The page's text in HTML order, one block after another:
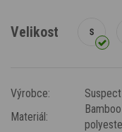
Velikost
Výrobce:
Materiál: